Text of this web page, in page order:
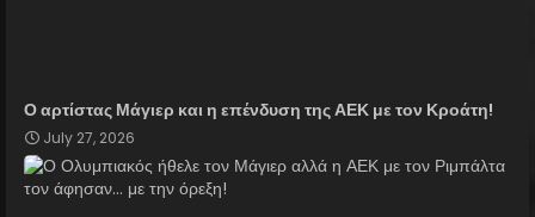
Ο αρτίστας Μάγιερ και η επένδυση της ΑΕΚ με τον Κροάτη!
July 27, 2026